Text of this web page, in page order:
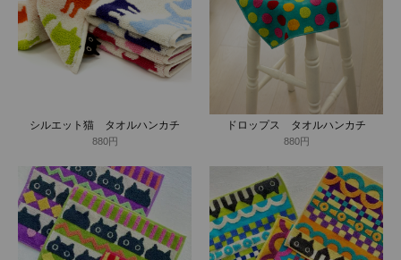
シルエット猫 タオルハンカチ
880円
ドロップス タオルハンカチ
880円